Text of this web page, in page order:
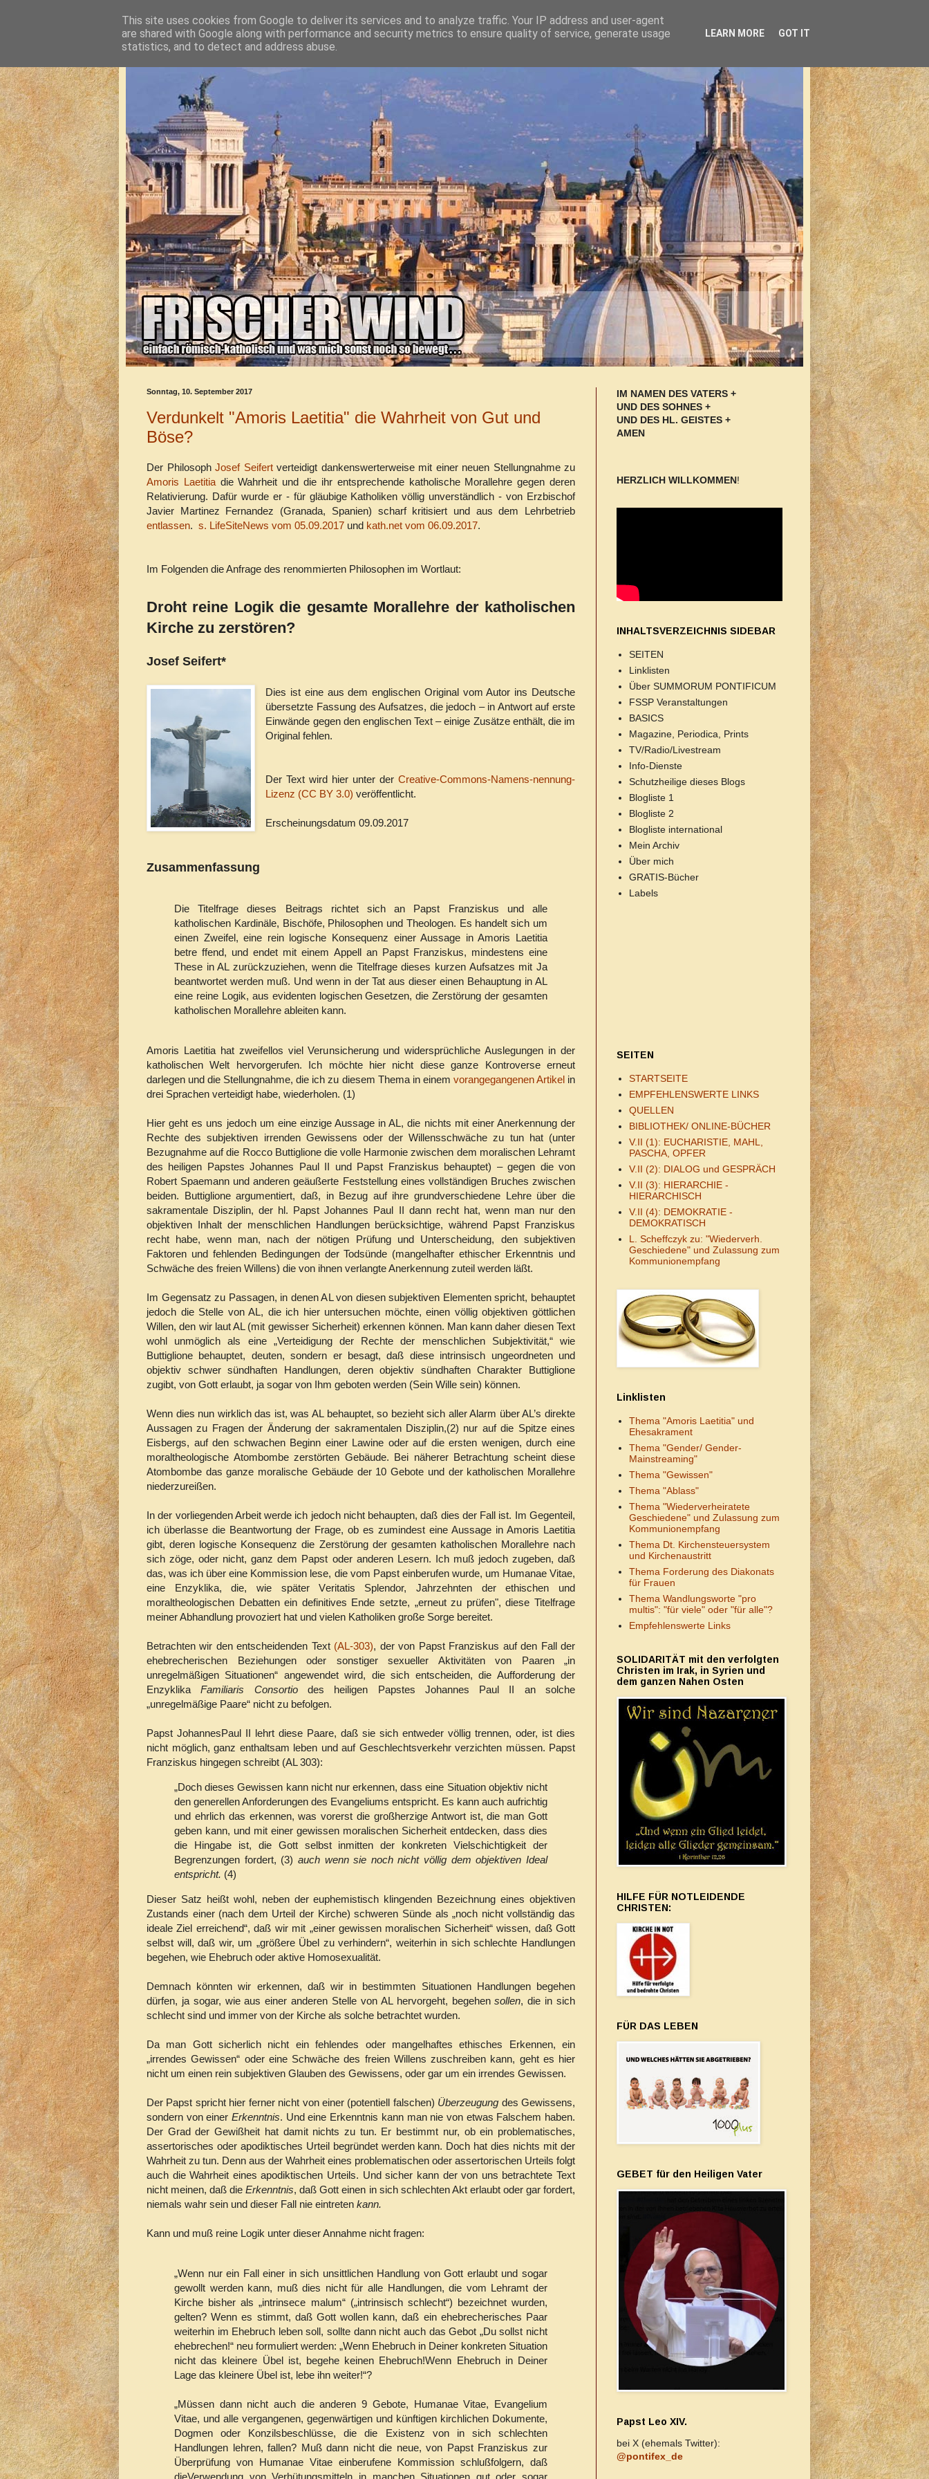
Sonntag, 10. September 2017
Verdunkelt "Amoris Laetitia" die Wahrheit von Gut und
Böse?
Der Philosoph Josef Seifertverteidigt dankenswerterweise mit einer neuen Stellungnahme zu
Amoris Laetitiadie Wahrheit und die ihr entsprechende katholische Morallehre gegen deren
Relativierung. Dafür wurde er - für gläubige Katholiken völlig unverständlich - von Erzbischof
Javier Martinez Fernandez (Granada, Spanien) scharf kritisiert und aus dem Lehrbetrieb
entlassen. s. LifeSiteNews vom 05.09.2017 und kath.net vom 06.09.2017.
Im Folgenden die Anfrage des renommierten Philosophen im Wortlaut:
Droht reine Logik die gesamte Morallehre der katholischen
Kirche zu zerstören?
Josef Seifert*
Dies ist eine aus dem englischen Original vom Autor ins Deutsche
übersetzte Fassung des Aufsatzes, die jedoch – in Antwort auf erste
Einwände gegen den englischen Text – einige Zusätze enthält, die im
Original fehlen.
Der Text wird hier unter der Creative-Commons-Namens-nennung-
Lizenz (CC BY 3.0) veröffentlicht.
Erscheinungsdatum 09.09.2017
Zusammenfassung
Die Titelfrage dieses Beitrags richtet sich an Papst Franziskus und alle
katholischen Kardinäle, Bischöfe, Philosophen und Theologen. Es handelt sich um
einen Zweifel, eine rein logische Konsequenz einer Aussage in Amoris Laetitia
betre ffend, und endet mit einem Appell an Papst Franziskus, mindestens eine
These in AL zurückzuziehen, wenn die Titelfrage dieses kurzen Aufsatzes mit Ja
beantwortet werden muß. Und wenn in der Tat aus dieser einen Behauptung in AL
eine reine Logik, aus evidenten logischen Gesetzen, die Zerstörung der gesamten
katholischen Morallehre ableiten kann.
Amoris Laetitia hat zweifellos viel Verunsicherung und widersprüchliche Auslegungen in der
katholischen Welt hervorgerufen. Ich möchte hier nicht diese ganze Kontroverse erneut
darlegen und die Stellungnahme, die ich zu diesem Thema in einem vorangegangenen Artikelin
drei Sprachen verteidigt habe, wiederholen. (1)
Hier geht es uns jedoch um eine einzige Aussage in AL, die nichts mit einer Anerkennung der
Rechte des subjektiven irrenden Gewissens oder der Willensschwäche zu tun hat (unter
Bezugnahme auf die Rocco Buttiglione die volle Harmonie zwischen dem moralischen Lehramt
des heiligen Papstes Johannes Paul II und Papst Franziskus behauptet) – gegen die von
Robert Spaemann und anderen geäußerte Feststellung eines vollständigen Bruches zwischen
beiden. Buttiglione argumentiert, daß, in Bezug auf ihre grundverschiedene Lehre über die
sakramentale Disziplin, der hl. Papst Johannes Paul II dann recht hat, wenn man nur den
objektiven Inhalt der menschlichen Handlungen berücksichtige, während Papst Franziskus
recht habe, wenn man, nach der nötigen Prüfung und Unterscheidung, den subjektiven
Faktoren und fehlenden Bedingungen der Todsünde (mangelhafter ethischer Erkenntnis und
Schwäche des freien Willens) die von ihnen verlangte Anerkennung zuteil werden läßt.
Im Gegensatz zu Passagen, in denen AL von diesen subjektiven Elementen spricht, behauptet
jedoch die Stelle von AL, die ich hier untersuchen möchte, einen völlig objektiven göttlichen
Willen, den wir laut AL (mit gewisser Sicherheit) erkennen können. Man kann daher diesen Text
wohl unmöglich als eine „Verteidigung der Rechte der menschlichen Subjektivität,“ wie
Buttiglione behauptet, deuten, sondern er besagt, daß diese intrinsisch ungeordneten und
objektiv schwer sündhaften Handlungen, deren objektiv sündhaften Charakter Buttiglione
zugibt, von Gott erlaubt, ja sogar von Ihm geboten werden (Sein Wille sein) können.
Wenn dies nun wirklich das ist, was AL behauptet, so bezieht sich aller Alarm über AL’s direkte
Aussagen zu Fragen der Änderung der sakramentalen Disziplin,(2) nur auf die Spitze eines
Eisbergs, auf den schwachen Beginn einer Lawine oder auf die ersten wenigen, durch eine
moraltheologische Atombombe zerstörten Gebäude. Bei näherer Betrachtung scheint diese
Atombombe das ganze moralische Gebäude der 10 Gebote und der katholischen Morallehre
niederzureißen.
In der vorliegenden Arbeit werde ich jedoch nicht behaupten, daß dies der Fall ist. Im Gegenteil,
ich überlasse die Beantwortung der Frage, ob es zumindest eine Aussage in Amoris Laetitia
gibt, deren logische Konsequenz die Zerstörung der gesamten katholischen Morallehre nach
sich zöge, oder nicht, ganz dem Papst oder anderen Lesern. Ich muß jedoch zugeben, daß
das, was ich über eine Kommission lese, die vom Papst einberufen wurde, um Humanae Vitae,
eine Enzyklika, die, wie später Veritatis Splendor, Jahrzehnten der ethischen und
moraltheologischen Debatten ein definitives Ende setzte, „erneut zu prüfen", diese Titelfrage
meiner Abhandlung provoziert hat und vielen Katholiken große Sorge bereitet.
Betrachten wir den entscheidenden Text (AL-303), der von Papst Franziskus auf den Fall der
ehebrecherischen Beziehungen oder sonstiger sexueller Aktivitäten von Paaren „in
unregelmäßigen Situationen“ angewendet wird, die sich entscheiden, die Aufforderung der
EnzyklikaFamiliaris Consortiodes heiligen Papstes Johannes Paul II an solche
„unregelmäßige Paare“ nicht zu befolgen.
Papst JohannesPaul II lehrt diese Paare, daß sie sich entweder völlig trennen, oder, ist dies
nicht möglich, ganz enthaltsam leben und auf Geschlechtsverkehr verzichten müssen. Papst
Franziskus hingegen schreibt (AL 303):
„Doch dieses Gewissen kann nicht nur erkennen, dass eine Situation objektiv nicht
den generellen Anforderungen des Evangeliums entspricht. Es kann auch aufrichtig
und ehrlich das erkennen, was vorerst die großherzige Antwort ist, die man Gott
geben kann, und mit einer gewissen moralischen Sicherheit entdecken, dass dies
die Hingabe ist, die Gott selbst inmitten der konkreten Vielschichtigkeit der
Begrenzungen fordert, (3) auch wenn sie noch nicht völlig dem objektiven Ideal
entspricht. (4)
Dieser Satz heißt wohl, neben der euphemistisch klingenden Bezeichnung eines objektiven
Zustands einer (nach dem Urteil der Kirche) schweren Sünde als „noch nicht vollständig das
ideale Ziel erreichend“, daß wir mit „einer gewissen moralischen Sicherheit“ wissen, daß Gott
selbst will, daß wir, um „größere Übel zu verhindern“, weiterhin in sich schlechte Handlungen
begehen, wie Ehebruch oder aktive Homosexualität.
Demnach könnten wir erkennen, daß wir in bestimmten Situationen Handlungen begehen
dürfen, ja sogar, wie aus einer anderen Stelle von AL hervorgeht, begehensollen, die in sich
schlecht sind und immer von der Kirche als solche betrachtet wurden.
Da man Gott sicherlich nicht ein fehlendes oder mangelhaftes ethisches Erkennen, ein
„irrendes Gewissen“ oder eine Schwäche des freien Willens zuschreiben kann, geht es hier
nicht um einen rein subjektiven Glauben des Gewissens, oder gar um ein irrendes Gewissen.
Der Papst spricht hier ferner nicht von einer (potentiell falschen) Überzeugung des Gewissens,
sondern von einerErkenntnis. Und eine Erkenntnis kann man nie von etwas Falschem haben.
Der Grad der Gewißheit hat damit nichts zu tun. Er bestimmt nur, ob ein problematisches,
assertorisches oder apodiktisches Urteil begründet werden kann. Doch hat dies nichts mit der
Wahrheit zu tun. Denn aus der Wahrheit eines problematischen oder assertorischen Urteils folgt
auch die Wahrheit eines apodiktischen Urteils. Und sicher kann der von uns betrachtete Text
nicht meinen, daß dieErkenntnis, daß Gott einen in sich schlechten Akt erlaubt oder gar fordert,
niemals wahr sein und dieser Fall nie eintreten kann.
Kann und muß reine Logik unter dieser Annahme nicht fragen:
„Wenn nur ein Fall einer in sich unsittlichen Handlung von Gott erlaubt und sogar
gewollt werden kann, muß dies nicht für alle Handlungen, die vom Lehramt der
Kirche bisher als „intrinsece malum“ („intrinsisch schlecht“) bezeichnet wurden,
gelten? Wenn es stimmt, daß Gott wollen kann, daß ein ehebrecherisches Paar
weiterhin im Ehebruch leben soll, sollte dann nicht auch das Gebot „Du sollst nicht
ehebrechen!“ neu formuliert werden: „Wenn Ehebruch in Deiner konkreten Situation
nicht das kleinere Übel ist, begehe keinen Ehebruch!Wenn Ehebruch in Deiner
Lage das kleinere Übel ist, lebe ihn weiter!“?
„Müssen dann nicht auch die anderen 9 Gebote, Humanae Vitae, Evangelium
Vitae, und alle vergangenen, gegenwärtigen und künftigen kirchlichen Dokumente,
Dogmen oder Konzilsbeschlüsse, die die Existenz von in sich schlechten
Handlungen lehren, fallen? Muß dann nicht die neue, von Papst Franziskus zur
Überprüfung von Humanae Vitae einberufene Kommission schlußfolgern, daß
dieVerwendung von Verhütungsmitteln in manchen Situationen gut oder sogar
IM NAMEN DES VATERS +
UND DES SOHNES +
UND DES HL. GEISTES +
AMEN
HERZLICH WILLKOMMEN!
INHALTSVERZEICHNIS SIDEBAR
SEITEN
Linklisten
Über SUMMORUM PONTIFICUM
FSSP Veranstaltungen
BASICS
Magazine, Periodica, Prints
TV/Radio/Livestream
Info-Dienste
Schutzheilige dieses Blogs
Blogliste 1
Blogliste 2
Blogliste international
Mein Archiv
Über mich
GRATIS-Bücher
Labels
SEITEN
STARTSEITE
EMPFEHLENSWERTE LINKS
QUELLEN
BIBLIOTHEK/ ONLINE-BÜCHER
V.II (1): EUCHARISTIE, MAHL,
PASCHA, OPFER
V.II (2): DIALOG und GESPRÄCH
V.II (3): HIERARCHIE -
HIERARCHISCH
V.II (4): DEMOKRATIE -
DEMOKRATISCH
L. Scheffczyk zu: "Wiederverh.
Geschiedene" und Zulassung zum
Kommunionempfang
Linklisten
Thema "Amoris Laetitia" und
Ehesakrament
Thema "Gender/ Gender-
Mainstreaming"
Thema "Gewissen"
Thema "Ablass"
Thema "Wiederverheiratete
Geschiedene" und Zulassung zum
Kommunionempfang
Thema Dt. Kirchensteuersystem
und Kirchenaustritt
Thema Forderung des Diakonats
für Frauen
Thema Wandlungsworte "pro
multis": "für viele" oder "für alle"?
Empfehlenswerte Links
SOLIDARITÄT mit den verfolgten
Christen im Irak, in Syrien und
dem ganzen Nahen Osten
HILFE FÜR NOTLEIDENDE
CHRISTEN:
FÜR DAS LEBEN
GEBET für den Heiligen Vater
Papst Leo XIV.
bei X (ehemals Twitter):
@pontifex_de
This site uses cookies from Google to deliver its services and to analyze traffic. Your IP address and user-agent
are shared with Google along with performance and security metrics to ensure quality of service, generate usage
statistics, and to detect and address abuse.
LEARN MORE GOT IT